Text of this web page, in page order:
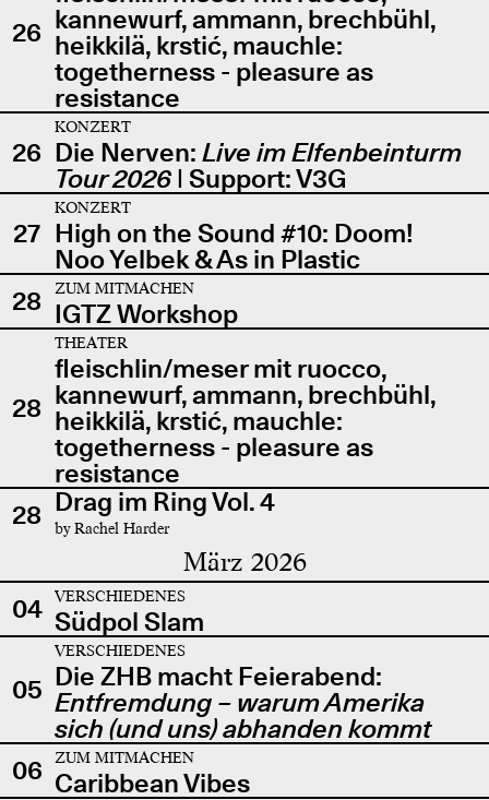
26 kannewurf, ammann, brechbühl,
heikkilä, krstić, mauchle:
togetherness - pleasure as
resistance
26
KONZERT
Die Nerven: Live im Elfenbeinturm
Tour 2026| Support: V3G
27
KONZERT
High on the Sound #10: Doom!
Noo Yelbek & As in Plastic
28
ZUM MITMACHEN
IGTZ Workshop
28
THEATER
fleischlin/meser mit ruocco,
kannewurf, ammann, brechbühl,
heikkilä, krstić, mauchle:
togetherness - pleasure as
resistance
28 Drag im Ring Vol. 4
by Rachel Harder
März 2026
04 VERSCHIEDENES
Südpol Slam
05
VERSCHIEDENES
Die ZHB macht Feierabend:
Entfremdung – warum Amerika
sich (und uns) abhanden kommt
06
ZUM MITMACHEN
Caribbean Vibes